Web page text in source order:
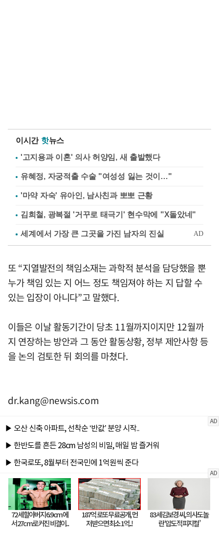
이시간 핫뉴스
'고지용과 이혼' 의사 허양임, 새 출발했다
유혜정, 자궁적출 수술 "여성성 잃는 것이…"
'마약 자숙' 유아인, 남사친과 뽀뽀 근황
김희철, 광복절 '거꾸로 태극기' 현수막에 "X돌았네"
또 “지열발전의 책임소재는 과학적 분석을 담당했을 뿐
누가 책임 있는 지 어느 정도 책임져야 하는 지 답할 수
있는 입장이 아니다”고 말했다.
이들은 이날 활동기간이 당초 11월까지이지만 12월까
지 연장하는 방안과 그 동안 활동상황, 정부 제안사항 등
을 논의 검토한 뒤 회의를 마쳤다.
dr.kang@newsis.com